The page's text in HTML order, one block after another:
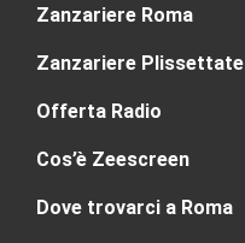
Zanzariere Roma
Zanzariere Plissettate
Offerta Radio
Cos’è Zeescreen
Dove trovarci a Roma